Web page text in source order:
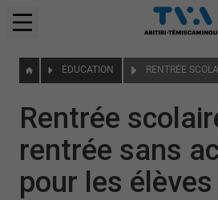
ÉDUCATION
Rentrée
rentrée sans
pour les élèves